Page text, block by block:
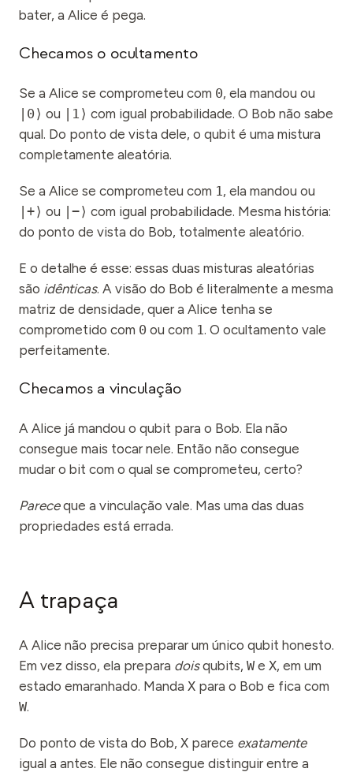
bater, a Alice é pega.
Checamos o ocultamento
Se a Alice se comprometeu com 0, ela mandou ou
|0⟩ ou |1⟩ com igual probabilidade. O Bob não sabe
qual. Do ponto de vista dele, o qubit é uma mistura
completamente aleatória.
Se a Alice se comprometeu com 1, ela mandou ou
|+⟩ ou |−⟩ com igual probabilidade. Mesma história:
do ponto de vista do Bob, totalmente aleatório.
E o detalhe é esse: essas duas misturas aleatórias
são idênticas. A visão do Bob é literalmente a mesma
matriz de densidade, quer a Alice tenha se
comprometido com 0 ou com 1. O ocultamento vale
perfeitamente.
Checamos a vinculação
A Alice já mandou o qubit para o Bob. Ela não
consegue mais tocar nele. Então não consegue
mudar o bit com o qual se comprometeu, certo?
Pareceque a vinculação vale. Mas uma das duas
propriedades está errada.
A trapaça
A Alice não precisa preparar um único qubit honesto.
Em vez disso, ela prepara doisqubits, We X, em um
estado emaranhado. Manda X para o Bob e fica com
W.
Do ponto de vista do Bob, X parece exatamente
igual a antes. Ele não consegue distinguir entre a